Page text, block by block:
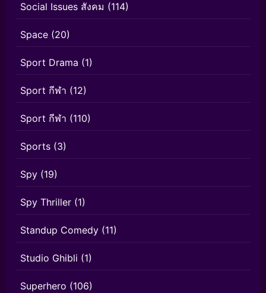
Social Issues สังคม (114)
Space (20)
Sport Drama (1)
Sport กีฬา (12)
Sport กีฬา (110)
Sports (3)
Spy (19)
Spy Thriller (1)
Standup Comedy (11)
Studio Ghibli (1)
Superhero (106)